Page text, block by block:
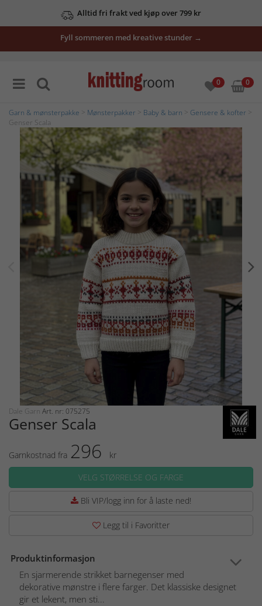
Alltid fri frakt ved kjøp over 799 kr
Fyll sommeren med kreative stunder →
0 0
Garn & mønsterpakke Mønsterpakker Baby & barn Gensere & kofter
Genser Scala
Dale Garn Art. nr: 075275
Genser Scala
Garnkostnad fra 296
kr
VELG STØRRELSE OG FARGE
Bli VIP/logg inn for å laste ned!
Legg til i Favoritter
Produktinformasjon
En sjarmerende strikket barnegenser med
dekorative mønstre i flere farger. Det klassiske designet
gir et lekent, men sti...